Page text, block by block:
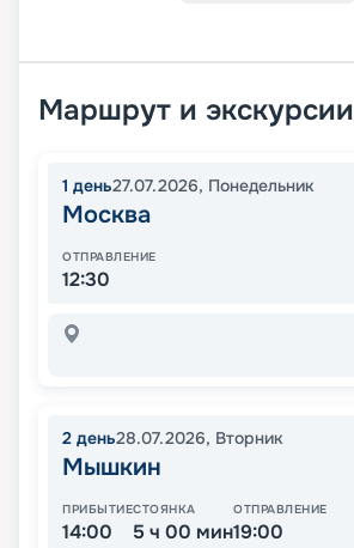
Маршрут и экскурсии
1 день27.07.2026, Понедельник
Москва
ОТПРАВЛЕНИЕ
12:30
2 день28.07.2026, Вторник
Мышкин
ПРИБЫТИЕ
14:00
СТОЯНКА
5 ч 00 мин
ОТПРАВЛЕНИЕ
19:00